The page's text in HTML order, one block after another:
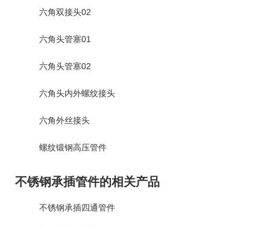
六角双接头02
六角头管塞01
六角头管塞02
六角头内外螺纹接头
六角外丝接头
螺纹锻钢高压管件
不锈钢承插管件的相关产品
不锈钢承插四通管件